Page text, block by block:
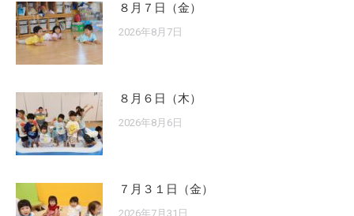
８月７日（金）
2026年8月7日
８月６日（木）
2026年8月6日
７月３１日（金）
2026年7月31日